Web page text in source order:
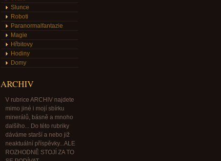
Slunce
Roboti
Paranormalfantazie
Magie
Hřbitovy
Hodiny
Domy
ARCHIV
V rubrice ARCHIV najdete
mimo jiné i mojí sbírku
minerálů, básně a mnoho
dalšího... Do této rubriky
dáváme starší a nebo již
neaktuální příspěvky...ALE
ROZHODNĚ STOJÍ ZA TO